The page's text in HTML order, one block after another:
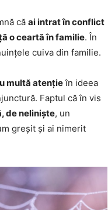
că ai intrat în conflict
o ceartă în familie. În
cuiva din familie.
multă atențieîn ideea
Faptul că în vis
de neliniște, un
greșit și ai nimerit